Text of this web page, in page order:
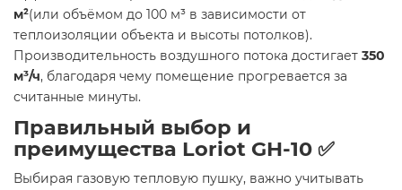
м²(или объёмом до 100 м³ в зависимости от
теплоизоляции объекта и высоты потолков).
Производительность воздушного потока достигает 350
м³/ч, благодаря чему помещение прогревается за
считанные минуты.
Правильный выбор и
преимущества Loriot GH-10 ✅
Выбирая газовую тепловую пушку, важно учитывать